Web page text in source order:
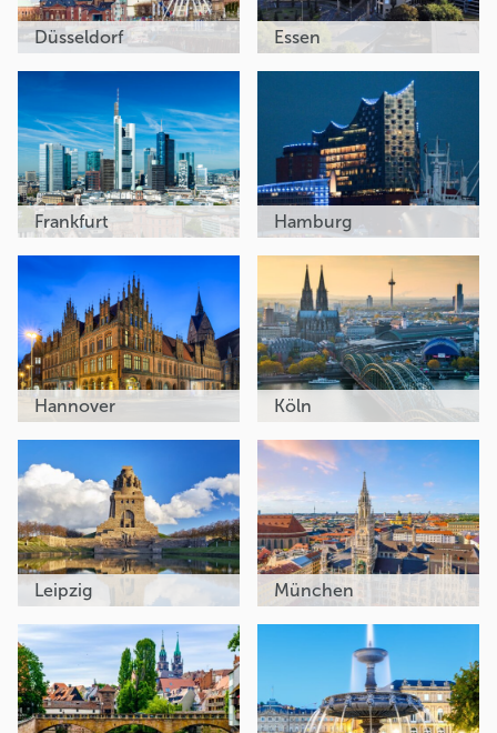
Düsseldorf Essen
Frankfurt Hamburg
Hannover Köln
Leipzig München